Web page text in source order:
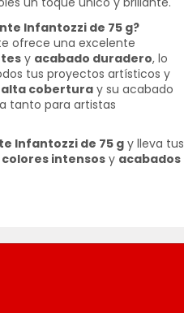
Infantozzi de 75 g?
ofrece una excelente
y acabado duradero, lo
tus proyectos artísticos y
alta cobertura y su acabado
tanto para artistas
Infantozzi de 75 g y lleva tus
colores intensos y acabados